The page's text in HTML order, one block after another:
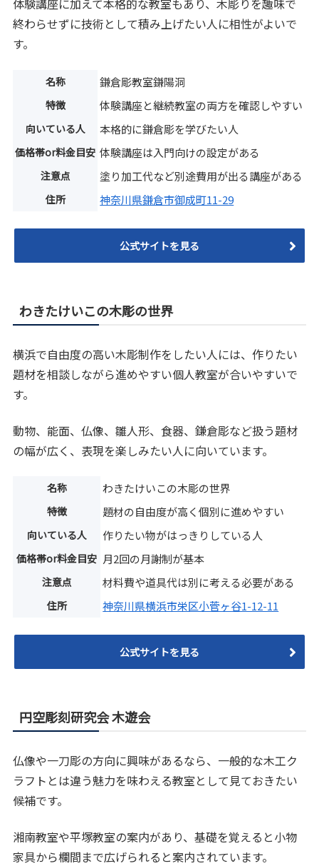
体験講座に加えて本格的な教室もあり、木彫りを趣味で
終わらせずに技術として積み上げたい人に相性がよいで
す。
名称 鎌倉彫教室鎌陽洞
特徴 体験講座と継続教室の両方を確認しやすい
向いている人 本格的に鎌倉彫を学びたい人
価格帯or料金目安 体験講座は入門向けの設定がある
注意点 塗り加工代など別途費用が出る講座がある
住所 神奈川県鎌倉市御成町11-29
公式サイトを見る
わきたけいこの木彫の世界
横浜で自由度の高い木彫制作をしたい人には、作りたい
題材を相談しながら進めやすい個人教室が合いやすいで
す。
動物、能面、仏像、雛人形、食器、鎌倉彫など扱う題材
の幅が広く、表現を楽しみたい人に向いています。
名称 わきたけいこの木彫の世界
特徴 題材の自由度が高く個別に進めやすい
向いている人 作りたい物がはっきりしている人
価格帯or料金目安 月2回の月謝制が基本
注意点 材料費や道具代は別に考える必要がある
住所 神奈川県横浜市栄区小菅ヶ谷1-12-11
公式サイトを見る
円空彫刻研究会 木遊会
仏像や一刀彫の方向に興味があるなら、一般的な木工ク
ラフトとは違う魅力を味わえる教室として見ておきたい
候補です。
湘南教室や平塚教室の案内があり、基礎を覚えると小物
家具から欄間まで広げられると案内されています。